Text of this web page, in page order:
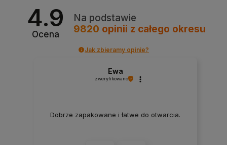
4.9
Ocena
Na podstawie
9820 opinii z całego okresu
Jak zbieramy opinie?
Ewa
zweryfikowano
Dobrze zapakowane i łatwe do otwarcia.